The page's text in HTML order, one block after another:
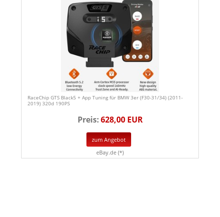
RaceChip GTS Black5 + App Tuning für BMW 3er (F30-31/34) (2011-
2019) 320d 190PS
Preis:628,00 EUR
zum Angebot
eBay.de (*)